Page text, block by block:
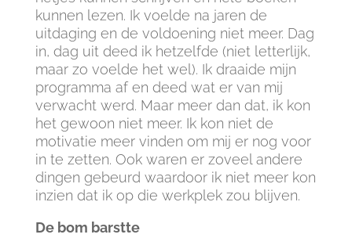
kunnen lezen. Ik voelde na jaren de
uitdaging en de voldoening niet meer. Dag
in, dag uit deed ik hetzelfde (niet letterlijk,
maar zo voelde het wel). Ik draaide mijn
programma af en deed wat er van mij
verwacht werd. Maar meer dan dat, ik kon
het gewoon niet meer. Ik kon niet de
motivatie meer vinden om mij er nog voor
in te zetten. Ook waren er zoveel andere
dingen gebeurd waardoor ik niet meer kon
inzien dat ik op die werkplek zou blijven.
De bom barstte